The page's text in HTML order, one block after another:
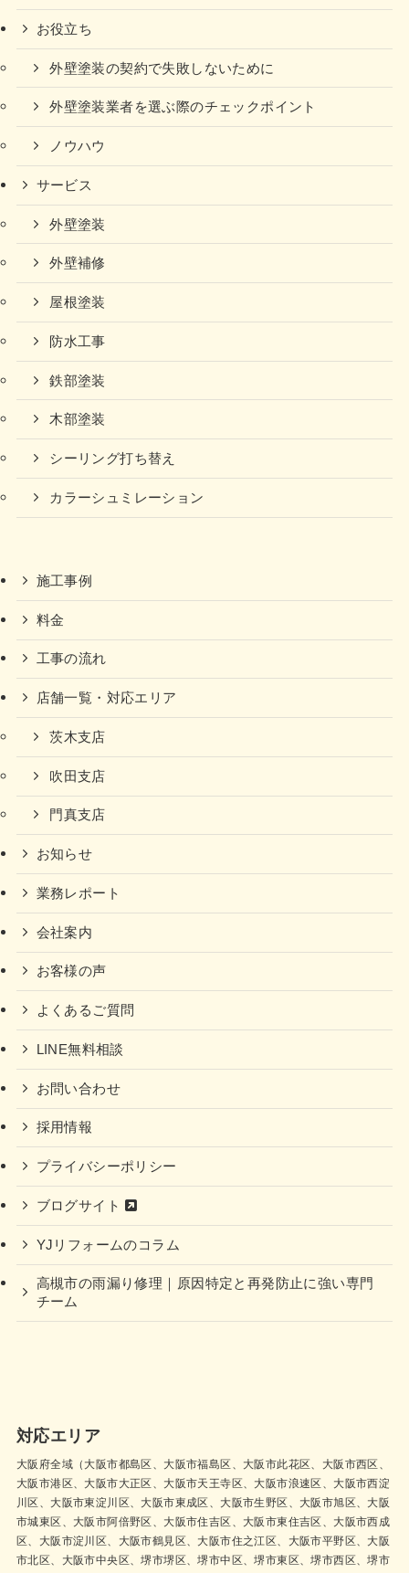
お役立ち
外壁塗装の契約で失敗しないために
外壁塗装業者を選ぶ際のチェックポイント
ノウハウ
サービス
外壁塗装
外壁補修
屋根塗装
防水工事
鉄部塗装
木部塗装
シーリング打ち替え
カラーシュミレーション
施工事例
料金
工事の流れ
店舗一覧・対応エリア
茨木支店
吹田支店
門真支店
お知らせ
業務レポート
会社案内
お客様の声
よくあるご質問
LINE無料相談
お問い合わせ
採用情報
プライバシーポリシー
ブログサイト
YJリフォームのコラム
高槻市の雨漏り修理｜原因特定と再発防止に強い専門
チーム
対応エリア
大阪府全域（大阪市都島区、大阪市福島区、大阪市此花区、大阪市西区、
大阪市港区、大阪市大正区、大阪市天王寺区、大阪市浪速区、大阪市西淀
川区、大阪市東淀川区、大阪市東成区、大阪市生野区、大阪市旭区、大阪
市城東区、大阪市阿倍野区、大阪市住吉区、大阪市東住吉区、大阪市西成
区、大阪市淀川区、大阪市鶴見区、大阪市住之江区、大阪市平野区、大阪
市北区、大阪市中央区、堺市堺区、堺市中区、堺市東区、堺市西区、堺市